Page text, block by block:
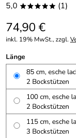
5,0 ***** (1)
74,90 €
inkl. 19% MwSt., zzgl.
Länge
85 cm, esche
2 Bockstützen
100 cm, esche
2 Bockstützen
115 cm, esche
3 Bockstützen